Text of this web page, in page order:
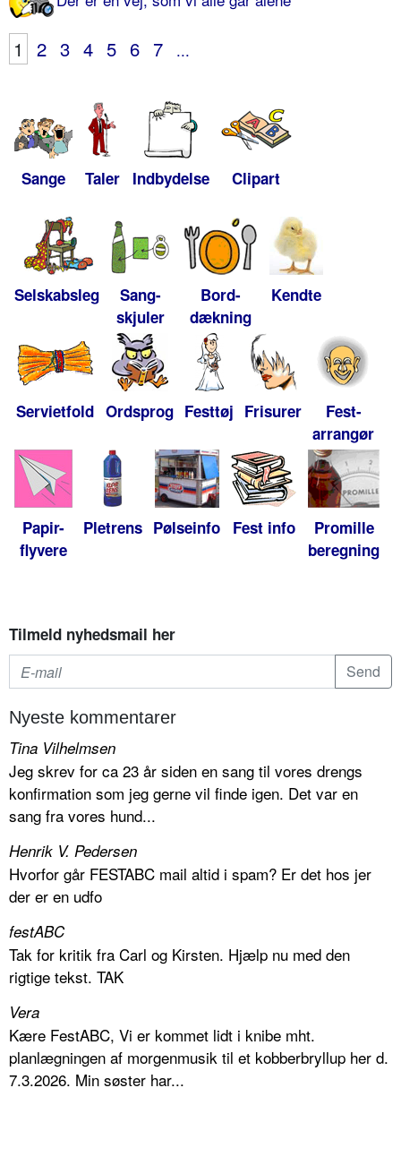
1 2 3 4 5 6 7 ...
Sange Taler Indbydelse Clipart
Selskabsleg
Sang-
skjuler
Bord-
dækning
Kendte
Servietfold Ordsprog Festtøj Frisurer
Fest-
arrangør
Papir-
flyvere
Pletrens Pølseinfo Fest info
Promille
beregning
Tilmeld nyhedsmail her
Nyeste kommentarer
Tina Vilhelmsen
Jeg skrev for ca 23 år siden en sang til vores drengs
konfirmation som jeg gerne vil finde igen. Det var en
sang fra vores hund...
Henrik V. Pedersen
Hvorfor går FESTABC mail altid i spam? Er det hos jer
der er en udfo
festABC
Tak for kritik fra Carl og Kirsten. Hjælp nu med den
rigtige tekst. TAK
Vera
Kære FestABC, Vi er kommet lidt i knibe mht.
planlægningen af morgenmusik til et kobberbryllup her d.
7.3.2026. Min søster har...